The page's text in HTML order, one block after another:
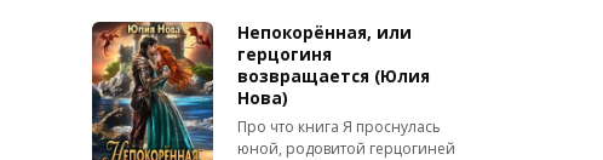
Непокорённая, или
герцогиня
возвращается (Юлия
Нова)
Про что книга Я проснулась
юной, родовитой герцогиней